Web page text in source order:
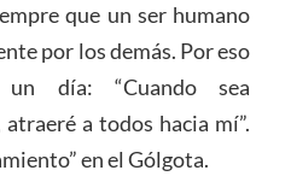
que un ser humano
por los demás. Por eso
un día: “Cuando sea
a todos hacia mí”.
en el Gólgota.